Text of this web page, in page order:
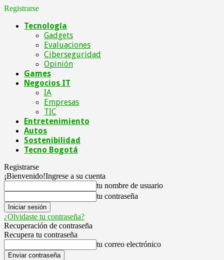
Registrarse
Tecnología
Gadgets
Evaluaciones
Ciberseguridad
Opinión
Games
Negocios IT
IA
Empresas
TIC
Entretenimiento
Autos
Sostenibilidad
Tecno Bogotá
Registrarse
¡Bienvenido!Ingrese a su cuenta
tu nombre de usuario
tu contraseña
¿Olvidaste tu contraseña?
Recuperación de contraseña
Recupera tu contraseña
tu correo electrónico